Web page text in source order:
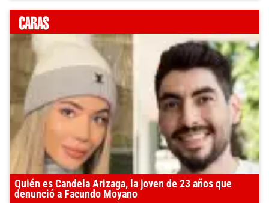
Quién es Candela Arizaga, la joven de 23 años que
denunció a Facundo Moyano